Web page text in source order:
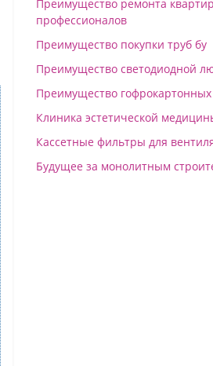
Преимущество ремонта
профессионалов
Преимущество покупки труб бу
Преимущество светодиодной
Преимущество гофрокартонных
Клиника эстетической
Кассетные фильтры для
Будущее за монолитным